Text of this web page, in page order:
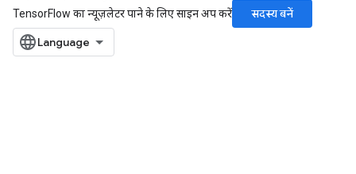
TensorFlow का न्यूज़लेटर पाने के लिए साइन अप करें
सदस्य बनें